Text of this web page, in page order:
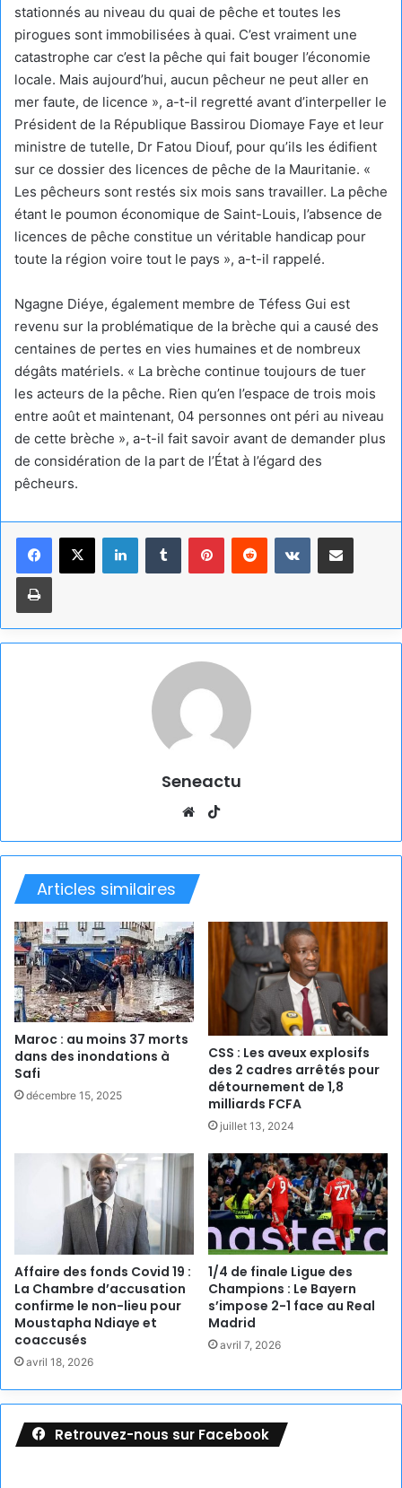
stationnés au niveau du quai de pêche et toutes les
pirogues sont immobilisées à quai. C’est vraiment une
catastrophe car c’est la pêche qui fait bouger l’économie
locale. Mais aujourd’hui, aucun pêcheur ne peut aller en
mer faute, de licence », a-t-il regretté avant d’interpeller le
Président de la République Bassirou Diomaye Faye et leur
ministre de tutelle, Dr Fatou Diouf, pour qu’ils les édifient
sur ce dossier des licences de pêche de la Mauritanie. «
Les pêcheurs sont restés six mois sans travailler. La pêche
étant le poumon économique de Saint-Louis, l’absence de
licences de pêche constitue un véritable handicap pour
toute la région voire tout le pays », a-t-il rappelé.
Ngagne Diéye, également membre de Téfess Gui est
revenu sur la problématique de la brèche qui a causé des
centaines de pertes en vies humaines et de nombreux
dégâts matériels. « La brèche continue toujours de tuer
les acteurs de la pêche. Rien qu’en l’espace de trois mois
entre août et maintenant, 04 personnes ont péri au niveau
de cette brèche », a-t-il fait savoir avant de demander plus
de considération de la part de l’État à l’égard des
pêcheurs.
LinkedinTumblr PinterestReddit VKontaktePartager par email
Imprimer
Seneactu
Website
Articles similaires
Maroc : au moins 37 morts
dans des inondations à
Safi
décembre 15, 2025
CSS : Les aveux explosifs
des 2 cadres arrêtés pour
détournement de 1,8
milliards FCFA
juillet 13, 2024
Affaire des fonds Covid 19 :
La Chambre d’accusation
confirme le non-lieu pour
Moustapha Ndiaye et
coaccusés
avril 18, 2026
1/4 de finale Ligue des
Champions : Le Bayern
s’impose 2-1 face au Real
Madrid
avril 7, 2026
Retrouvez-nous sur Facebook